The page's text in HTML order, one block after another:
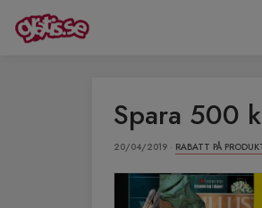
Spara 500
20/04/2019 · RABATT PÅ